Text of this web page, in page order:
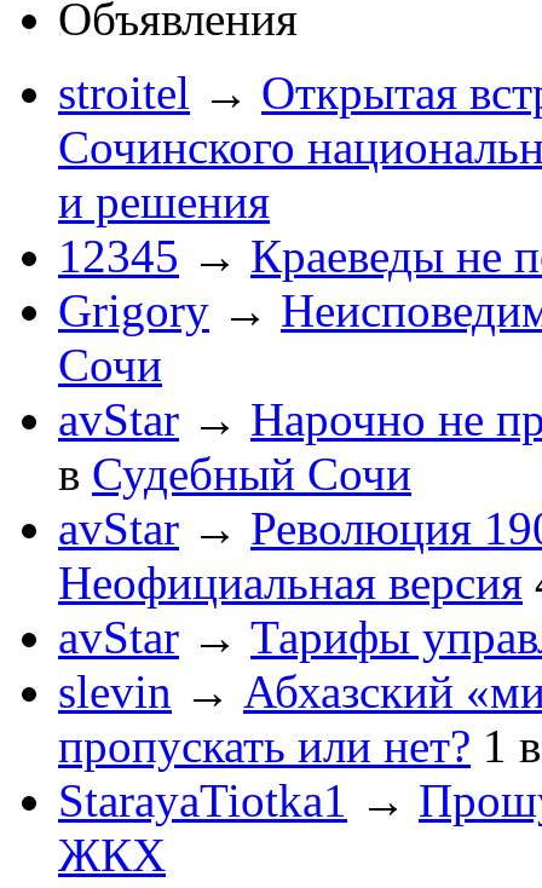
Объявления
stroitel → Открытая
Сочинского
и решения
12345 → Краеведы не
Grigory →
Сочи
avStar → Нарочно не
в Судебный Сочи
avStar → Революция
Неофициальная версия
avStar → Тарифы
slevin → Абхазский
пропускать или нет? 1
StarayaTiotka1 →
ЖКХ